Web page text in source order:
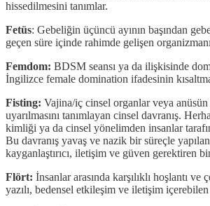
hissedilmesini tanımlar.
Fetüs: Gebeliğin üçüncü ayının başından
geçen süre içinde rahimde gelişen
Femdom: BDSM seansı ya da ilişkisinde
İngilizce female domination ifadesinin
Fisting: Vajina/iç cinsel organlar veya anüsün
uyarılmasını tanımlayan cinsel davranış.
kimliği ya da cinsel yönelimden insanlar
Bu davranış yavaş ve nazik bir süreçle
kayganlaştırıcı, iletişim ve güven gerektiren bir
Flört: İnsanlar arasında karşılıklı hoşlantı ve
yazılı, bedensel etkileşim ve iletişim